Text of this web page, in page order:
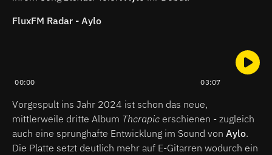
FluxFM Radar - Aylo
00:00 03:07
Vorgespult ins Jahr 2024 ist schon das neue,
mittlerweile dritte Album Therapie erschienen - zugleich
auch eine sprunghafte Entwicklung im Sound von Aylo.
Die Platte setzt deutlich mehr auf E-Gitarren wodurch ein